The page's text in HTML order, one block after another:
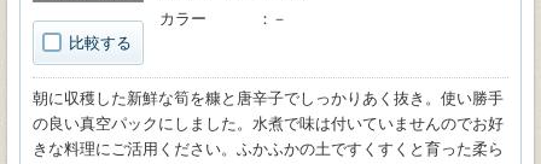
比較する
カラー
－
朝に収穫した新鮮な筍を糠と唐辛子でしっかりあく抜き。使い勝手
の良い真空パックにしました。水煮で味は付いていませんのでお好
きな料理にご活用ください。ふかふかの土ですくすくと育った柔ら